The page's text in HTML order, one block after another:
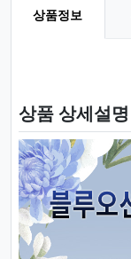
상품정보
상품 상세설명